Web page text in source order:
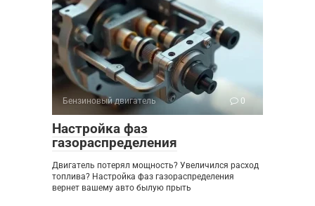
Бензиновый двигатель 0
Настройка фаз
газораспределения
Двигатель потерял мощность? Увеличился расход
топлива? Настройка фаз газораспределения
вернет вашему авто былую прыть